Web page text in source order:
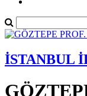
İSTANBUL